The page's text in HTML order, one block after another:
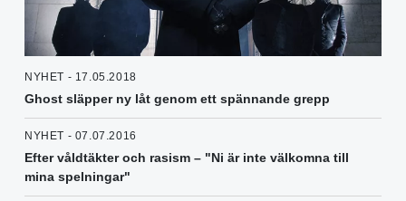
NYHET - 17.05.2018
Ghost släpper ny låt genom ett spännande grepp
NYHET - 07.07.2016
Efter våldtäkter och rasism – "Ni är inte välkomna till
mina spelningar"